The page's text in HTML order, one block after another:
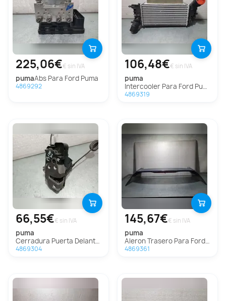
225,06€€ sin IVA
puma Abs Para Ford Puma
4869292
106,48€€ sin IVA
puma
Intercooler Para Ford Puma
4869319
66,55€€ sin IVA
puma
Cerradura Puerta Delantera Izquierda Para Ford Puma
4869304
145,67€€ sin IVA
puma
Aleron Trasero Para Ford Puma
4869361